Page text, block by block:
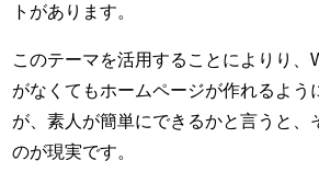
トがあります。
このテーマを活用することによりり、
がなくてもホームページが作れるよう
が、素人が簡単にできるかと言うと、
のが現実です。